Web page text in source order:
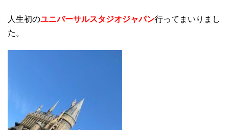
人生初のユニバーサルスタジオジャパン行ってまいりまし
た。